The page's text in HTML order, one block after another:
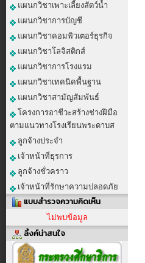
แผนกวิชาเพาะเลี้ยงสัตว์น้ำ
แผนกวิชาการบัญชี
แผนกวิชาคอมพิวเตอร์ธุรกิจ
แผนกวิชาโลจิสติกส์
แผนกวิชาการโรงแรม
แผนกวิชาเทคนิคพื้นฐาน
แผนกวิชาสามัญสัมพันธ์
โครงการอาชีวะสร้างช่างฝีมือ
ตามแนวทางโรงเรียนพระดาบส
ลูกจ้างประจำ
เจ้าหน้าที่ธุรการ
ลูกจ้างชั่วคราว
เจ้าหน้าที่รักษาความปลอดภัย
แบบสำรวจความคิดเห็น
ไม่พบข้อมูล
ลิ้งค์น่าสนใจ